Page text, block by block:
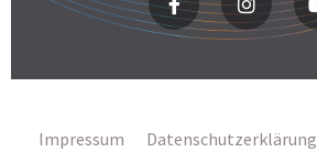
Impressum Datenschutzerklärung